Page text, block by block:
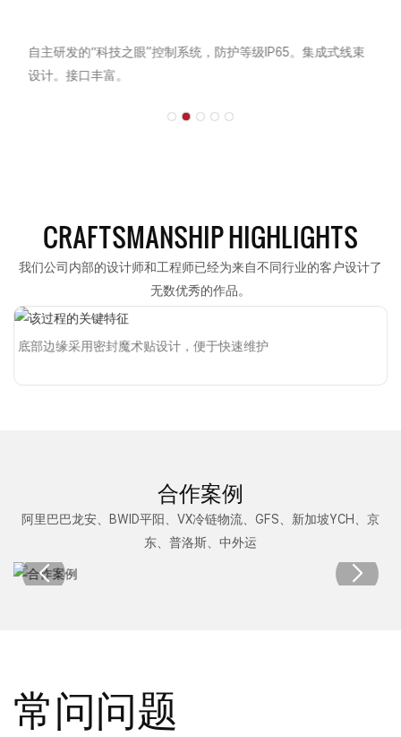
自主研发的“科技之眼”控制系统，防护等级IP65。集成式线束
设计。接口丰富。
CRAFTSMANSHIP HIGHLIGHTS
我们公司内部的设计师和工程师已经为来自不同行业的客户设计了
无数优秀的作品。
底部边缘采用密封魔术贴设计，便于快速维护
合作案例
阿里巴巴龙安、BWID平阳、VX冷链物流、GFS、新加坡YCH、京
东、普洛斯、中外运
常问问题